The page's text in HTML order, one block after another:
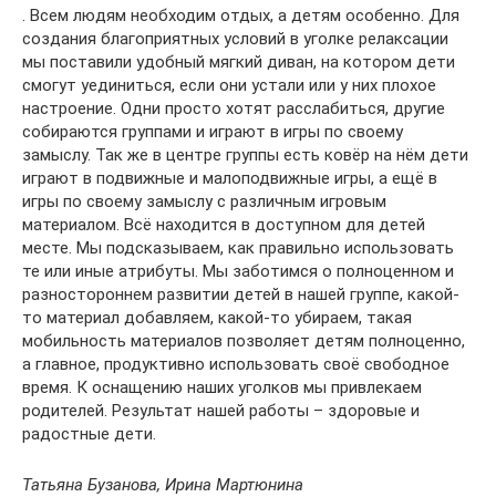
. Всем людям необходим отдых, а детям особенно. Для
создания благоприятных условий в уголке релаксации
мы поставили удобный мягкий диван, на котором дети
смогут уединиться, если они устали или у них плохое
настроение. Одни просто хотят расслабиться, другие
собираются группами и играют в игры по своему
замыслу. Так же в центре группы есть ковёр на нём дети
играют в подвижные и малоподвижные игры, а ещё в
игры по своему замыслу с различным игровым
материалом. Всё находится в доступном для детей
месте. Мы подсказываем, как правильно использовать
те или иные атрибуты. Мы заботимся о полноценном и
разностороннем развитии детей в нашей группе, какой-
то материал добавляем, какой-то убираем, такая
мобильность материалов позволяет детям полноценно,
а главное, продуктивно использовать своё свободное
время. К оснащению наших уголков мы привлекаем
родителей. Результат нашей работы – здоровые и
радостные дети.
Татьяна Бузанова, Ирина Мартюнина